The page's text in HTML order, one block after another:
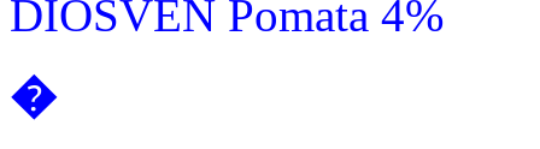
DIOSVEN Pomata 4%
�